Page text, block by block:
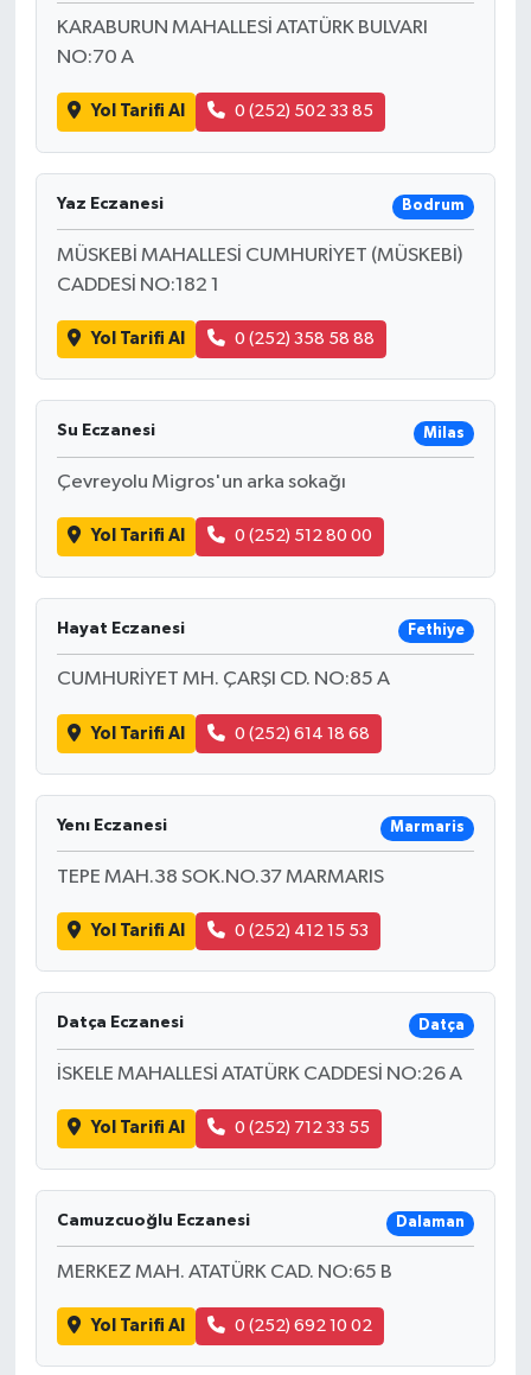
KARABURUN MAHALLESİ ATATÜRK BULVARI
NO:70 A
Yol Tarifi Al 0 (252) 502 33 85
Yaz Eczanesi Bodrum
MÜSKEBİ MAHALLESİ CUMHURİYET (MÜSKEBİ)
CADDESİ NO:182 1
Yol Tarifi Al 0 (252) 358 58 88
Su Eczanesi Milas
Çevreyolu Migros'un arka sokağı
Yol Tarifi Al 0 (252) 512 80 00
Hayat Eczanesi Fethiye
CUMHURİYET MH. ÇARŞI CD. NO:85 A
Yol Tarifi Al 0 (252) 614 18 68
Yenı Eczanesi Marmaris
TEPE MAH.38 SOK.NO.37 MARMARIS
Yol Tarifi Al 0 (252) 412 15 53
Datça Eczanesi Datça
İSKELE MAHALLESİ ATATÜRK CADDESİ NO:26 A
Yol Tarifi Al 0 (252) 712 33 55
Camuzcuoğlu Eczanesi Dalaman
MERKEZ MAH. ATATÜRK CAD. NO:65 B
Yol Tarifi Al 0 (252) 692 10 02